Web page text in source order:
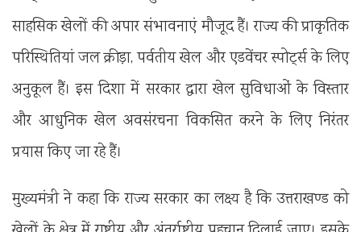
साहसिक खेलों की अपार संभावनाएं मौजूद हैं। राज्य की प्राकृतिक
परिस्थितियां जल क्रीड़ा, पर्वतीय खेल और एडवेंचर स्पोर्ट्स के लिए
अनुकूल हैं। इस दिशा में सरकार द्वारा खेल सुविधाओं के विस्तार
और आधुनिक खेल अवसंरचना विकसित करने के लिए निरंतर
प्रयास किए जा रहे हैं।
मुख्यमंत्री ने कहा कि राज्य सरकार का लक्ष्य है कि उत्तराखण्ड को